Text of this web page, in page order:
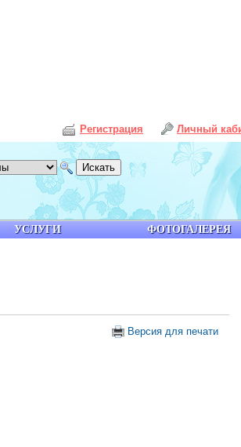
Версия для печати
УСЛУГИ ФОТОГАЛЕРЕЯ
Личный
Регистрация